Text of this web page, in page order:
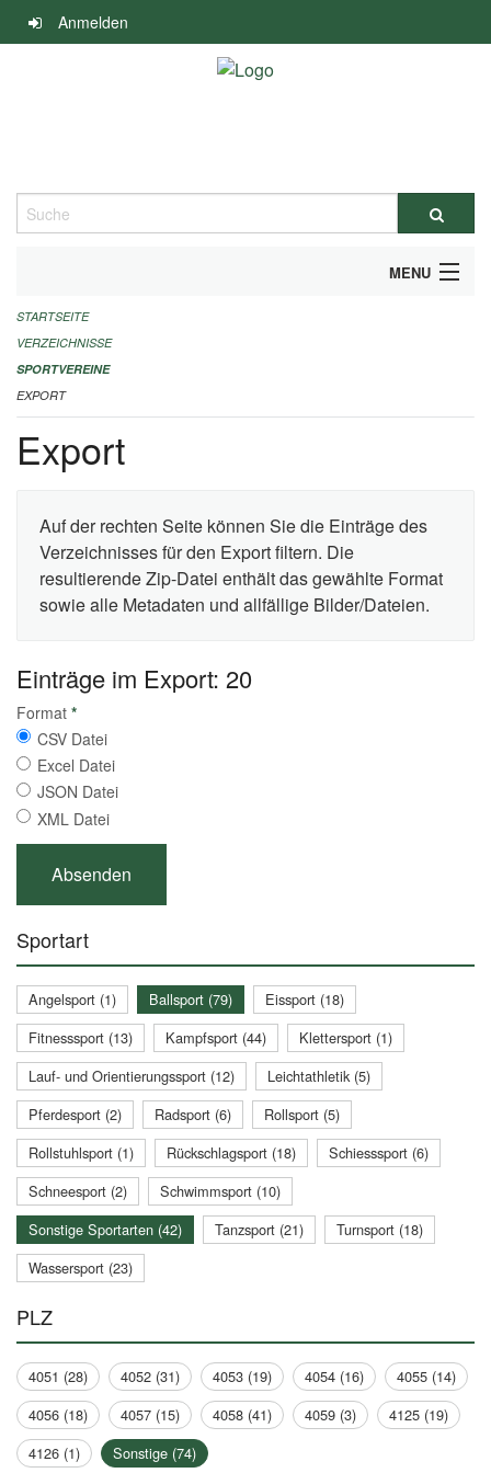
Navigation
überspringen
Anmelden
Suche
MENU
ALLGEMEINE INFORMATIONEN
FINANZIELLE UNTERSTÜTZUNG BENÖTIGT?
KONTAKT
STARTSEITE
VERZEICHNISSE
SPORTVEREINE
EXPORT
Export
Auf der rechten Seite können Sie die Einträge des
Verzeichnisses für den Export filtern. Die
resultierende Zip-Datei enthält das gewählte Format
sowie alle Metadaten und allfällige Bilder/Dateien.
Einträge im Export: 20
Format *
CSV Datei
Excel Datei
JSON Datei
XML Datei
Sportart
Angelsport (1) Ballsport (79)
Eissport (18)
Fitnesssport (13)
Kampfsport (44)
Klettersport (1)
Lauf- und Orientierungssport (12)
Leichtathletik (5)
Pferdesport (2)
Radsport (6)
Rollsport (5)
Rollstuhlsport (1)
Rückschlagsport (18)
Schiesssport (6)
Schneesport (2)
Schwimmsport (10)
Sonstige Sportarten (42)
Tanzsport (21)
Turnsport (18)
Wassersport (23)
PLZ
4051 (28) 4052 (31) 4053 (19) 4054 (16)
4055 (14)
4056 (18)
4057 (15) 4058 (41) 4059 (3)
4125 (19)
4126 (1)
Sonstige (74)